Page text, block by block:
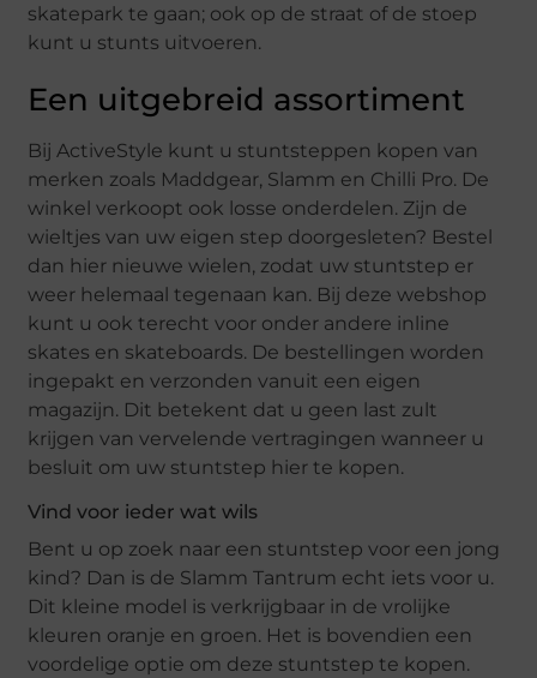
skatepark te gaan; ook op de straat of de stoep
kunt u stunts uitvoeren.
Een uitgebreid assortiment
Bij ActiveStyle kunt u stuntsteppen kopen van
merken zoals Maddgear, Slamm en Chilli Pro. De
winkel verkoopt ook losse onderdelen. Zijn de
wieltjes van uw eigen step doorgesleten? Bestel
dan hier nieuwe wielen, zodat uw stuntstep er
weer helemaal tegenaan kan. Bij deze webshop
kunt u ook terecht voor onder andere inline
skates en skateboards. De bestellingen worden
ingepakt en verzonden vanuit een eigen
magazijn. Dit betekent dat u geen last zult
krijgen van vervelende vertragingen wanneer u
besluit om uw stuntstep hier te kopen.
Vind voor ieder wat wils
Bent u op zoek naar een stuntstep voor een jong
kind? Dan is de Slamm Tantrum echt iets voor u.
Dit kleine model is verkrijgbaar in de vrolijke
kleuren oranje en groen. Het is bovendien een
voordelige optie om deze stuntstep te kopen.